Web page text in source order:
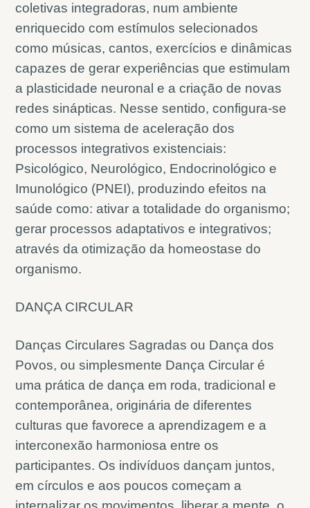
coletivas integradoras, num ambiente
enriquecido com estímulos selecionados
como músicas, cantos, exercícios e dinâmicas
capazes de gerar experiências que estimulam
a plasticidade neuronal e a criação de novas
redes sinápticas. Nesse sentido, configura-se
como um sistema de aceleração dos
processos integrativos existenciais:
Psicológico, Neurológico, Endocrinológico e
Imunológico (PNEI), produzindo efeitos na
saúde como: ativar a totalidade do organismo;
gerar processos adaptativos e integrativos;
através da otimização da homeostase do
organismo.
DANÇA CIRCULAR
Danças Circulares Sagradas ou Dança dos
Povos, ou simplesmente Dança Circular é
uma prática de dança em roda, tradicional e
contemporânea, originária de diferentes
culturas que favorece a aprendizagem e a
interconexão harmoniosa entre os
participantes. Os indivíduos dançam juntos,
em círculos e aos poucos começam a